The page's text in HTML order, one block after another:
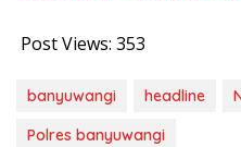
Post Views: 353
banyuwangi headline
Polres banyuwangi